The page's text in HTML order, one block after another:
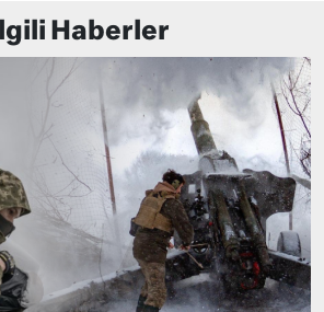
İlgili Haberler